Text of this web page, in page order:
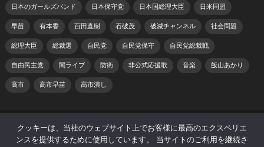
日本のガールズバンド 日本保守党 日本国総理大臣 日米同盟
早苗 有本香 百田直樹 石破茂 破滅チャンネル 社会問題
総理大臣 総裁選 自民党 自民党保守 自民党総裁戦
自由民主党 闇ライブ 防衛 非公式応援歌 音楽 飯山あかり
高市 高市早苗 高市潰し
© 2026 日本 寿チャンネル -WordPress Theme by
WPEnjoy
ホーム
プライバシーポリシー 著作権・肖像権について
クッキーは、当社のウェブサイト上でお客様に最高のエクスペリエ
ンスを提供するために使用しています。 当サイトのご利用を継続さ